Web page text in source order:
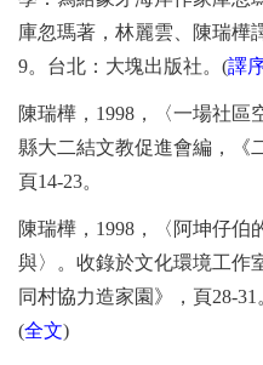
庫忽瑪著，林麗雲、陳瑞樺
9。台北：大塊出版社。 (譯
陳瑞樺， 1998 ，〈一場社區
縣大二結文教促進會編，《
頁14-23。
陳瑞樺， 1998 ，〈阿坤仔伯
與〉。收錄於文化環境工作
同村協力造家園》，頁28-31
(全文)